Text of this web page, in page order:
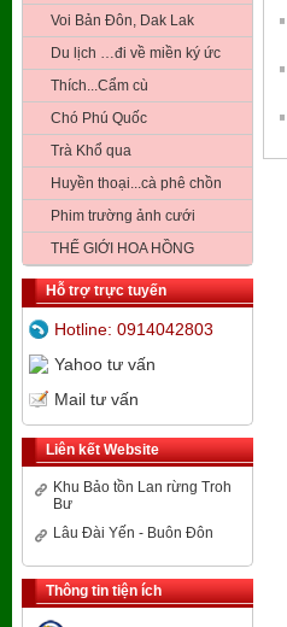
Voi Bản Đôn, Dak Lak
Du lịch …đi về miền ký ức
Thích...Cẩm cù
Chó Phú Quốc
Trà Khổ qua
Huyền thoại...cà phê chồn
Phim trường ảnh cưới
THẾ GIỚI HOA HỒNG
Hỗ trợ trực tuyến
Hotline: 0914042803
Yahoo tư vấn
Mail tư vấn
Liên kết Website
Khu Bảo tồn Lan rừng Troh
Bư
Lâu Đài Yến - Buôn Đôn
Thông tin tiện ích